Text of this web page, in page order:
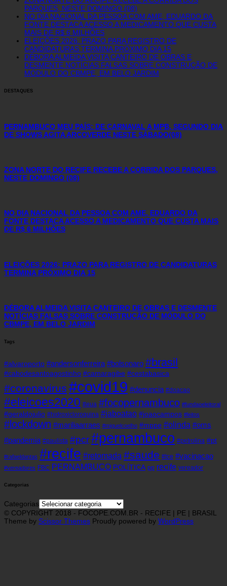
PARQUES, NESTE DOMINGO (08)
NO DIA NACIONAL DA PESSOA COM AME, EDUARDO DA
FONTE DESTACA ACESSO A MEDICAMENTO QUE CUSTA
MAIS DE R$ 6 MILHÕES
ELEIÇÕES 2026: PRAZO PARA REGISTRO DE
CANDIDATURAS TERMINA PRÓXIMO DIA 15
DÉBORA ALMEIDA VISITA CANTEIRO DE OBRAS E
DESMENTE NOTÍCIAS FALSAS SOBRE CONSTRUÇÃO DE
MÓDULO DO CBMPE, EM BELO JARDIM
DESTAQUES
PERNAMBUCO MEU PAÍS: DE CARNAVAL A MPB, SEGUNDO DIA
DE SHOWS AGITA ARCOVERDE NESTE SÁBADO(08)
ZONA NORTE DO RECIFE RECEBE A CORRIDA DOS PARQUES,
NESTE DOMINGO (08)
NO DIA NACIONAL DA PESSOA COM AME, EDUARDO DA
FONTE DESTACA ACESSO A MEDICAMENTO QUE CUSTA MAIS
DE R$ 6 MILHÕES
ELEIÇÕES 2026: PRAZO PARA REGISTRO DE CANDIDATURAS
TERMINA PRÓXIMO DIA 15
DÉBORA ALMEIDA VISITA CANTEIRO DE OBRAS E DESMENTE
NOTÍCIAS FALSAS SOBRE CONSTRUÇÃO DE MÓDULO DO
CBMPE, EM BELO JARDIM
Tags
#alvaroporto #andersonferreira #bolsonaro #brasil
#cabodesantoagostinho #camaragibe #cestabasica
#coronavirus #covid19 #denuncia #doacao
#eleicoes2020 #eua #focopernambuco #fundaoeleitoral
#geraldojulio #hidroxicloroquina #jaboatao #joaocampos #leitos
#lockdown #mariliaarraes #miguelcoelho #mppe #olinda #oms
#pandemia #paulista #pcr#pernambuco #petrolina #pt
#rafaeldantas #recife #retomada #saude #tce #vacinacao
#vereadores FBC PERNAMBUCO POLÍTICA pp recife vereador
Categorias
Categorias
© COPYRIGHT 2018 - FOCOPE.COM.BR - RECIFE | PE | BRASIL
Theme by Scissor Themes Proudly powered by WordPress